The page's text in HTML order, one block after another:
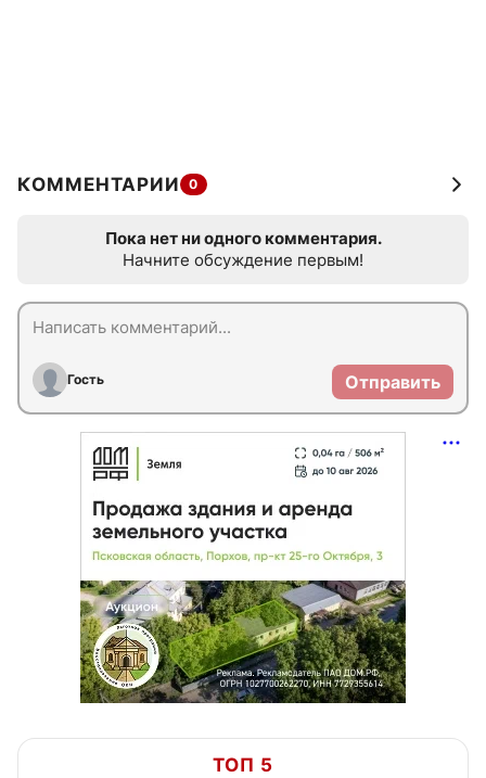
КОММЕНТАРИИ 0
Пока нет ни одного комментария.
Начните обсуждение первым!
Гость Отправить
ТОП 5